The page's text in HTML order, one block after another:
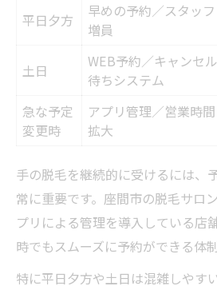
平日夕方
早めの予約／スタッフ
増員
土日
WEB予約／キャンセル
待ちシステム
急な予定
変更時
アプリ管理／営業時間
拡大
手の脱毛を継続的に受けるには、
常に重要です。座間市の脱毛サロ
プリによる管理を導入している店
時でもスムーズに予約ができる体
特に平日夕方や土日は混雑しやす